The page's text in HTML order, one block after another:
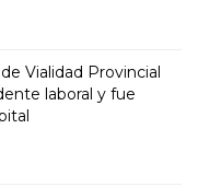
Vialidad Provincial
laboral y fue